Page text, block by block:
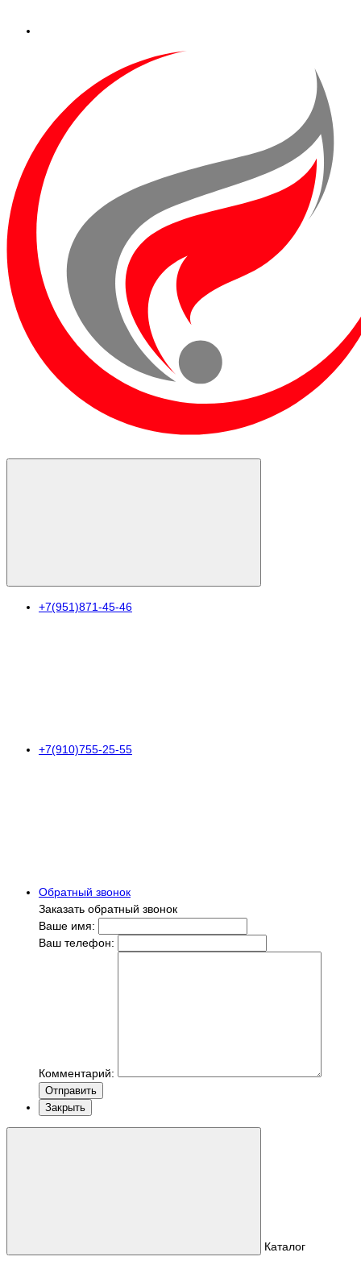
+7(951)871-45-46
+7(910)755-25-55
Обратный звонок
Заказать обратный звонок
Ваше имя:
Ваш телефон:
Комментарий:
Отправить
Закрыть
Каталог